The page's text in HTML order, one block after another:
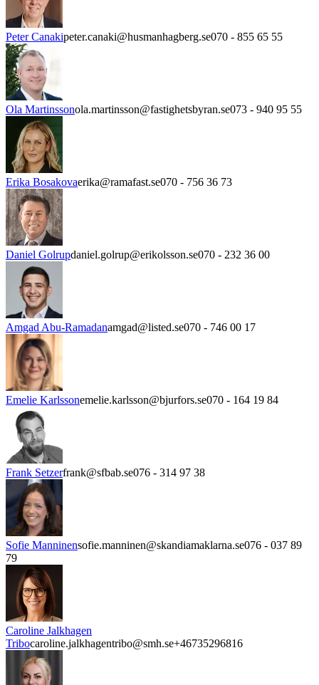
Peter Canakipeter.canaki@husmanhagberg.se070 - 855 65 55
Ola Martinssonola.martinsson@fastighetsbyran.se073 - 940 95 55
Erika Bosakovaerika@ramafast.se070 - 756 36 73
Daniel Golrupdaniel.golrup@erikolsson.se070 - 232 36 00
Amgad Abu-Ramadanamgad@listed.se070 - 746 00 17
Emelie Karlssonemelie.karlsson@bjurfors.se070 - 164 19 84
Frank Setzerfrank@sfbab.se076 - 314 97 38
Sofie Manninensofie.manninen@skandiamaklarna.se076 - 037 89
79
Caroline Jalkhagen
Tribocaroline.jalkhagentribo@smh.se+46735296816